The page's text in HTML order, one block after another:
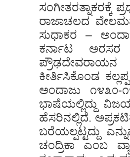
ಸಂಗೀತರತ್ನಾಕರಕ್ಕೆ
ರಾಜಾಚಲದ
ಸುಧಾಕರ –
ಕರ್ನಾಟ
ಕೀರ್ತಿಸಿಕೊಂಡ
ಅಂದಾಜು ೧೪೩೦-
ಭಾಷೆಯಲ್ಲಿದ್ದು
ಹೆಸರಿನಲ್ಲಿದೆ.
ಬರೆಯಲ್ಪಟ್ಟದ್ದು
ಚಂದ್ರಿಕಾ ಎಂಬ